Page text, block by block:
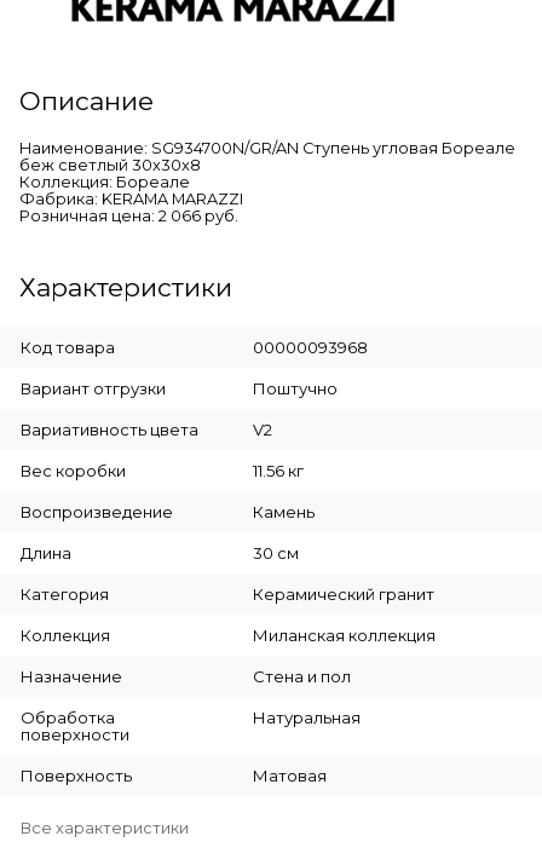
Описание
Наименование: SG934700N/GR/AN Ступень угловая Бореале
беж светлый 30x30x8
Коллекция: Бореале
Фабрика: KERAMA MARAZZI
Розничная цена: 2 066 руб.
Характеристики
Код товара 00000093968
Вариант отгрузки Поштучно
Вариативность цвета V2
Вес коробки 11.56 кг
Воспроизведение Камень
Длина 30 см
Категория Керамический гранит
Коллекция Миланская коллекция
Назначение Стена и пол
Обработка
поверхности
Натуральная
Поверхность Матовая
Все характеристики